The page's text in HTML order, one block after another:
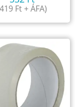
419 Ft+ ÁFA)